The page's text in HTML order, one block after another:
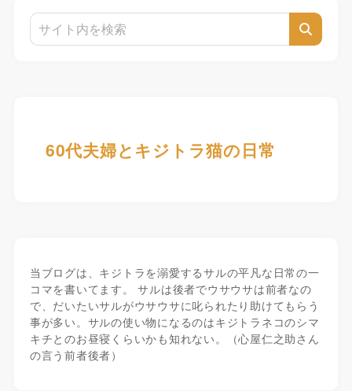
60代夫婦とキジトラ猫の日常
当ブログは、キジトラを溺愛するサルの平凡な日常の一
コマを書いてます。 サルは後者でウサウサは前者なの
で、だいたいサルがウサウサに叱られたり助けてもらう
事が多い。サルの使い物になるのはキジトラネコのシマ
キチとのお昼寝くらいかも知れない。（心屋仁之助さん
の言う前者後者）